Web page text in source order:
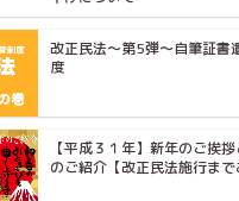
改正民法～第5弾～自筆証書
度
【平成３１年】新年のご挨
のご紹介【改正民法施行まで